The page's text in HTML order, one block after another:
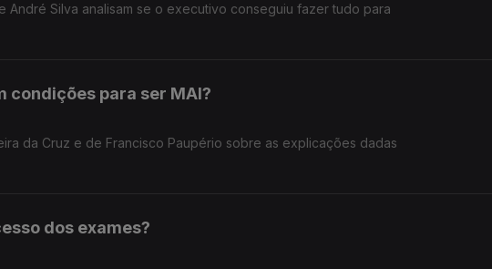
André Silva analisam se o executivo conseguiu fazer tudo para
condições para ser MAI?
da Cruz e de Francisco Paupério sobre as explicações dadas
dos exames?